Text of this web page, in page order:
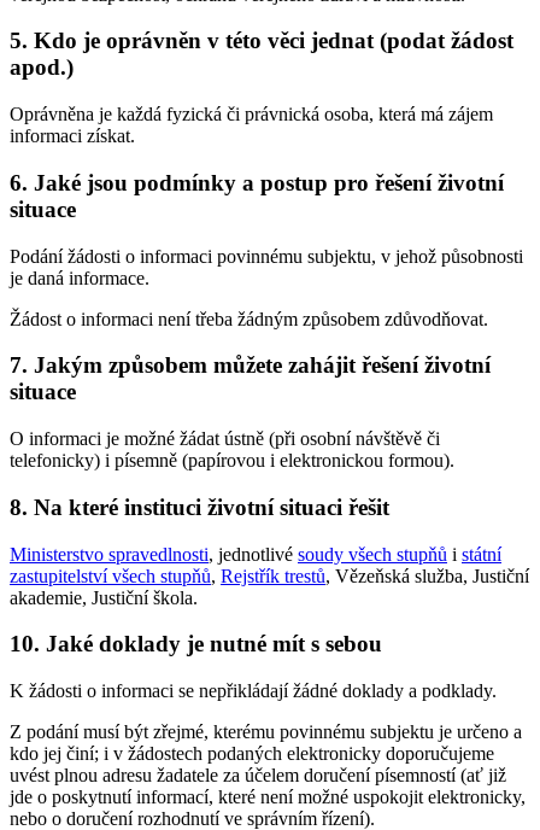
5. Kdo je oprávněn v této věci jednat (podat žádost
apod.)
Oprávněna je každá fyzická či právnická osoba, která má zájem
informaci získat.
6. Jaké jsou podmínky a postup pro řešení životní
situace
Podání žádosti o informaci povinnému subjektu, v jehož působnosti
je daná informace.
Žádost o informaci není třeba žádným způsobem zdůvodňovat.
7. Jakým způsobem můžete zahájit řešení životní
situace
O informaci je možné žádat ústně (při osobní návštěvě či
telefonicky) i písemně (papírovou i elektronickou formou).
8. Na které instituci životní situaci řešit
Ministerstvo spravedlnosti, jednotlivé soudy všech stupňů i státní
zastupitelství všech stupňů, Rejstřík trestů, Vězeňská služba, Justiční
akademie, Justiční škola.
10. Jaké doklady je nutné mít s sebou
K žádosti o informaci se nepřikládají žádné doklady a podklady.
Z podání musí být zřejmé, kterému povinnému subjektu je určeno a
kdo jej činí; i v žádostech podaných elektronicky doporučujeme
uvést plnou adresu žadatele za účelem doručení písemností (ať již
jde o poskytnutí informací, které není možné uspokojit elektronicky,
nebo o doručení rozhodnutí ve správním řízení).